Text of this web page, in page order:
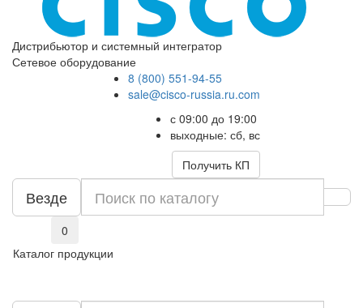
Дистрибьютор и системный интегратор
Сетевое оборудование
8 (800) 551-94-55
sale@cisco-russia.ru.com
с 09:00 до 19:00
выходные: сб, вс
Получить КП
Везде
0
Каталог продукции